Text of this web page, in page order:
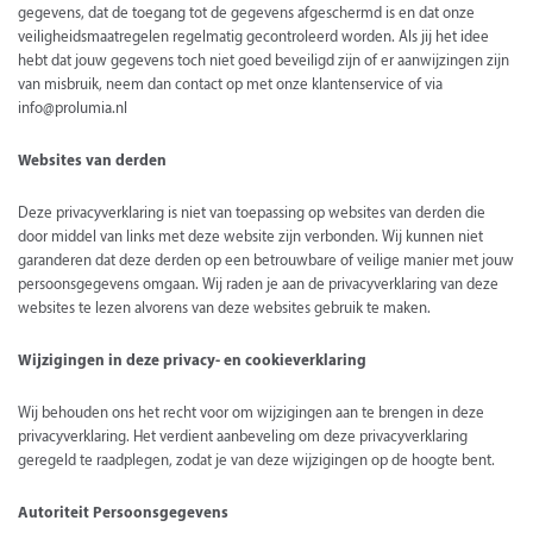
gegevens, dat de toegang tot de gegevens afgeschermd is en dat onze
veiligheidsmaatregelen regelmatig gecontroleerd worden. Als jij het idee
hebt dat jouw gegevens toch niet goed beveiligd zijn of er aanwijzingen zijn
van misbruik, neem dan contact op met onze klantenservice of via
info@prolumia.nl
Websites van derden
Deze privacyverklaring is niet van toepassing op websites van derden die
door middel van links met deze website zijn verbonden. Wij kunnen niet
garanderen dat deze derden op een betrouwbare of veilige manier met jouw
persoonsgegevens omgaan. Wij raden je aan de privacyverklaring van deze
websites te lezen alvorens van deze websites gebruik te maken.
Wijzigingen in deze privacy- en cookieverklaring
Wij behouden ons het recht voor om wijzigingen aan te brengen in deze
privacyverklaring. Het verdient aanbeveling om deze privacyverklaring
geregeld te raadplegen, zodat je van deze wijzigingen op de hoogte bent.
Autoriteit Persoonsgegevens